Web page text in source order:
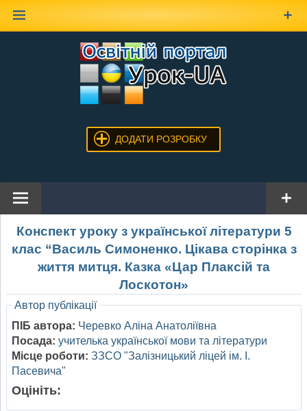
ДОДАТИ РОЗРОБКУ
Конспект уроку з української літератури 5
клас “Василь Симоненко. Цікава сторінка з
життя митця. Казка «Цар Плаксій та
Лоскотон»
Автор публікації
ПІБ автора: Черевко Аліна Анатоліївна
Посада: учителька української мови та літератури
Місце роботи: ЗЗСО "Залізницький ліцей ім. І.
Пасевича"
Оцініть: